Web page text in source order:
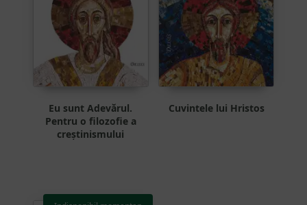
Eu sunt Adevărul.
Pentru o filozofie a
creștinismului
Cuvintele lui Hristos